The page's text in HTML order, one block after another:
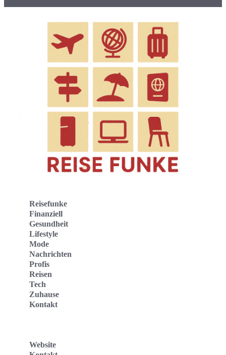
Reisefunke
Finanziell
Gesundheit
Lifestyle
Mode
Nachrichten
Profis
Reisen
Tech
Zuhause
Kontakt
Website